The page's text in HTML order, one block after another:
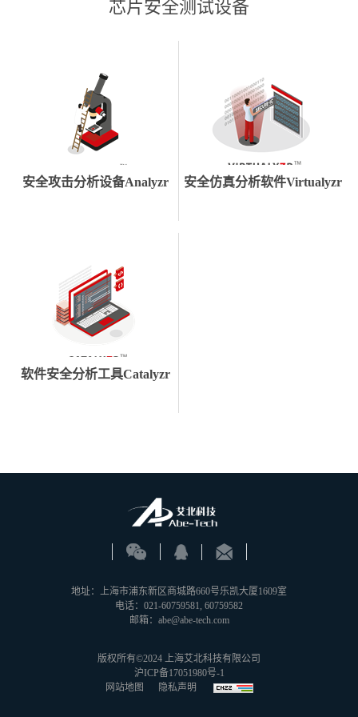
芯片安全测试设备
安全攻击分析设备Analyzr 安全仿真分析软件Virtualyzr
软件安全分析工具Catalyzr
地址：上海市浦东新区商城路660号乐凯大厦1609室
电话：021-60759581, 60759582
邮箱：abe@abe-tech.com
版权所有©2024 上海艾北科技有限公司
沪ICP备17051980号-1
网站地图
隐私声明